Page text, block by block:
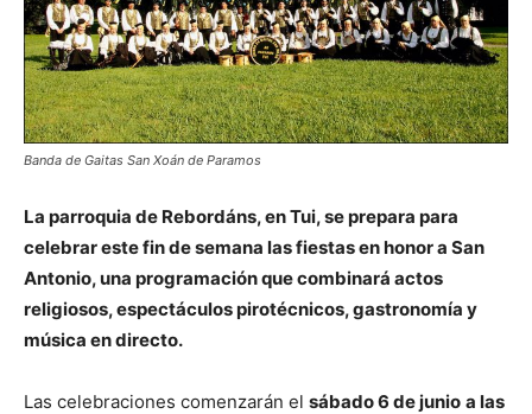
Banda de Gaitas San Xoán de Paramos
La parroquia de Rebordáns, en Tui, se prepara para
celebrar este fin de semana las fiestas en honor a San
Antonio, una programación que combinará actos
religiosos, espectáculos pirotécnicos, gastronomía y
música en directo.
Las celebraciones comenzarán el sábado 6 de junio a las